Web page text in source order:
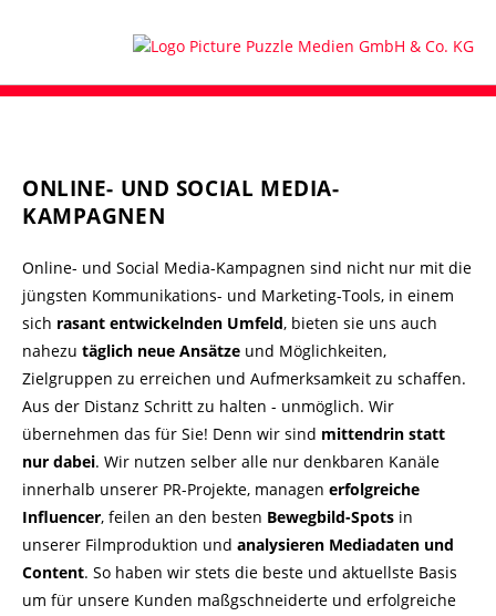
ONLINE- UND SOCIAL MEDIA-
KAMPAGNEN
Online- und Social Media-Kampagnen sind nicht nur mit die
jüngsten Kommunikations- und Marketing-Tools, in einem
sich rasant entwickelnden Umfeld, bieten sie uns auch
nahezu täglich neue Ansätze und Möglichkeiten,
Zielgruppen zu erreichen und Aufmerksamkeit zu schaffen.
Aus der Distanz Schritt zu halten - unmöglich. Wir
übernehmen das für Sie! Denn wir sind mittendrin statt
nur dabei. Wir nutzen selber alle nur denkbaren Kanäle
innerhalb unserer PR-Projekte, managen erfolgreiche
Influencer, feilen an den besten Bewegbild-Spots in
unserer Filmproduktion und analysieren Mediadaten und
Content. So haben wir stets die beste und aktuellste Basis
um für unsere Kunden maßgschneiderte und erfolgreiche